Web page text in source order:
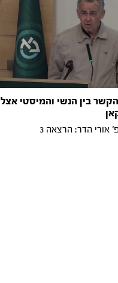
בין הנשי והמיסטי אצל
אורי הדר: הרצאה 3